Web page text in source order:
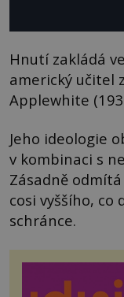
Hnutí zakládá
americký učitel
Applewhite
Jeho ideologie
v kombinaci s
Zásadně
cosi vyššího, co
schránce.